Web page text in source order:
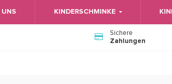
UNS KINDERSCHMINKE
Sichere
Zahlungen